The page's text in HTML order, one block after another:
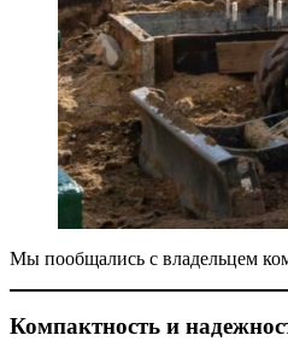
Мы пообщались с владельцем
Компактность и